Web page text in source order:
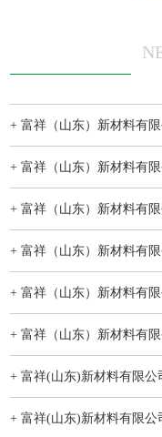
+ 富祥（山东）新材料有
+ 富祥（山东）新材料有
+ 富祥（山东）新材料有
+ 富祥（山东）新材料有
+ 富祥（山东）新材料有
+ 富祥（山东）新材料有
+ 富祥(山东)新材料有限公
+ 富祥(山东)新材料有限公